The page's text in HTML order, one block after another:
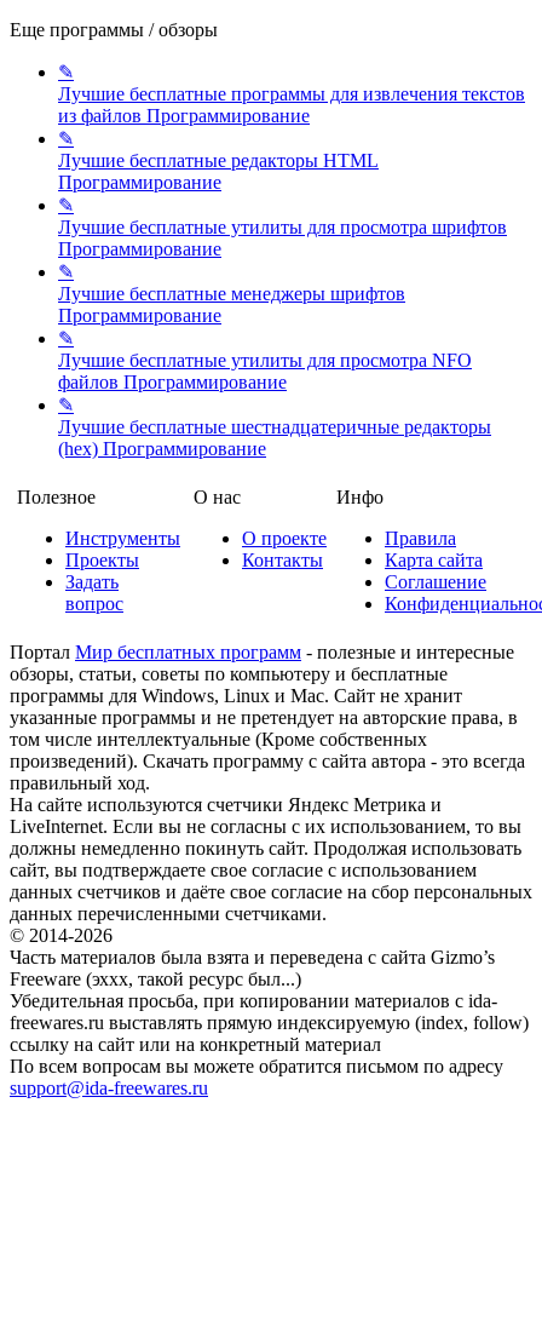
Еще программы / обзоры
✎
Лучшие бесплатные программы для извлечения текстов
из файлов Программирование
✎
Лучшие бесплатные редакторы HTML
Программирование
✎
Лучшие бесплатные утилиты для просмотра шрифтов
Программирование
✎
Лучшие бесплатные менеджеры шрифтов
Программирование
✎
Лучшие бесплатные утилиты для просмотра NFO
файлов Программирование
✎
Лучшие бесплатные шестнадцатеричные редакторы
(hex) Программирование
Полезное
Инструменты
Проекты
Задать
вопрос
О нас
О проекте
Контакты
Инфо
Правила
Карта сайта
Соглашение
Портал Мир бесплатных программ - полезные и интересные
обзоры, статьи, советы по компьютеру и бесплатные
программы для Windows, Linux и Mac. Сайт не хранит
указанные программы и не претендует на авторские права, в
том числе интеллектуальные (Кроме собственных
произведений). Скачать программу с сайта автора - это всегда
правильный ход.
На сайте используются счетчики Яндекс Метрика и
LiveInternet. Если вы не согласны с их использованием, то вы
должны немедленно покинуть сайт. Продолжая использовать
сайт, вы подтверждаете свое согласие с использованием
данных счетчиков и даёте свое согласие на сбор персональных
данных перечисленными счетчиками.
© 2014-2026
Часть материалов была взята и переведена с сайта Gizmo’s
Freeware (эххх, такой ресурс был...)
Убедительная просьба, при копировании материалов с ida-
freewares.ru выставлять прямую индексируемую (index, follow)
ссылку на сайт или на конкретный материал
По всем вопросам вы можете обратится письмом по адресу
support@ida-freewares.ru